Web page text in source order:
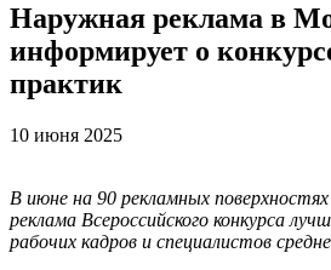
Наружная реклама в
информирует о
практик
10 июня 2025
В июне на 90 рекламных
реклама Всероссийского конкурса
рабочих кадров и специалистов